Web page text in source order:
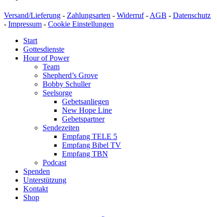
Versand/Lieferung - Zahlungsarten - Widerruf- AGB - Datenschutz
- Impressum - Cookie Einstellungen
Start
Gottesdienste
Hour of Power
Team
Shepherd’s Grove
Bobby Schuller
Seelsorge
Gebetsanliegen
New Hope Line
Gebetspartner
Sendezeiten
Empfang TELE 5
Empfang Bibel TV
Empfang TBN
Podcast
Spenden
Unterstützung
Kontakt
Shop